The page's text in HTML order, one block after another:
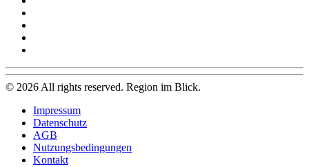
© 2026 All rights reserved. Region im Blick.
Impressum
Datenschutz
AGB
Nutzungsbedingungen
Kontakt